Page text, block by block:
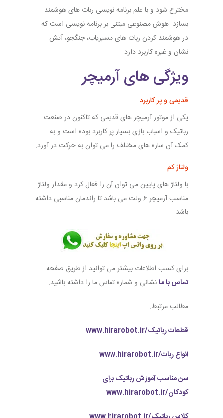
مخترع شود و با علم برنامه نویسی ربات های هوشمند
بسازد. هوش مصنوعی مبتنی بر برنامه نویسی است که
در هوشمند کردن ربات های مسیریاب، جنگجو، آتش
نشان و غیره کاربرد دارد.
ویژگی های آرمیچر
قدیمی و پر کاربرد
یکی از موتور آرمیچر های قدیمی که تاکنون در صنعت
رباتیک و اسباب بازی بسیار پر کاربرد بوده است و به
کمک آن سازه های مختلف را می توان به حرکت در آورد.
ولتاژ کم
با ولتاژ های پایین می توان آن را فعال کرد و مقدار ولتاژ
مناسب آرمیچر 6 ولت می باشد تا راندمان مناسبی داشته
باشد.
برای کسب اطلاعات بیشتر می توانید از طریق صفحه
تماس با مانشانی و شماره تماس ما را داشته باشید.
مطالب مرتبط:
قطعات رباتیک/www.hirarobot.ir
انواع ربات/www.hirarobot.ir
سن مناسب آموزش رباتیک برای
کودکان/www.hirarobot.ir